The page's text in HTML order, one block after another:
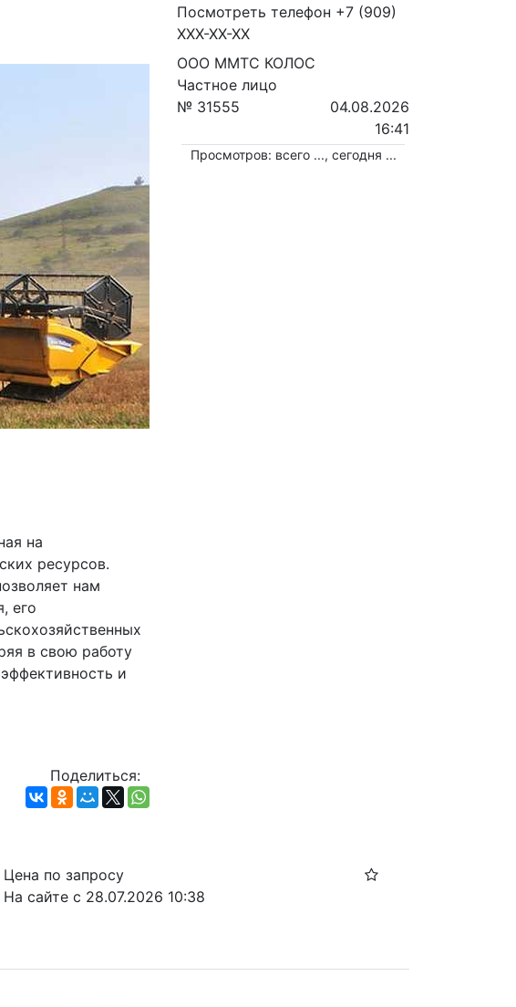
на
ресурсов.
нам
его
в свою работу
и
Поделиться:
Посмотреть телефон +7 (909)
XXX-XX-XX
ООО ММТС КОЛОС
Частное лицо
№ 31555
04.08.2026
16:41
Просмотров: всего ..., сегодня ...
Цена по запросу
На сайте с 28.07.2026 10:38